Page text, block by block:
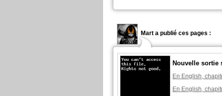
Mart a publié ces pages :
Nouvelle sortie
En English,
En English,